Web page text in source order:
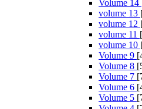
Volume 14
volume 13
volume 12
volume 11
volume 10
Volume 9
Volume 8
Volume 7
Volume 6
Volume 5